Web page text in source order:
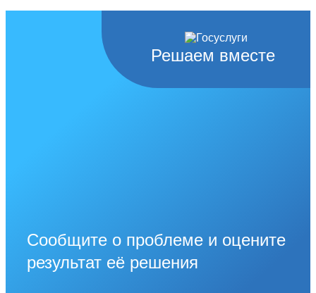
Решаем вместе
Сообщите о проблеме и оцените
результат её решения